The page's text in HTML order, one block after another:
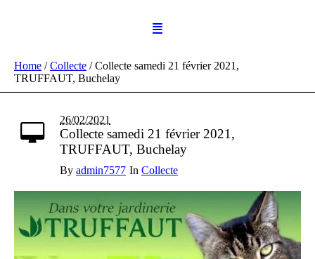
Home /Collecte /Collecte samedi 21 février 2021,
TRUFFAUT, Buchelay
26/02/2021
Collecte samedi 21 février 2021,
TRUFFAUT, Buchelay
By admin7577 In Collecte